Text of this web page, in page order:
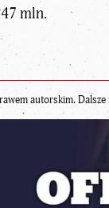
mln.
autorskim. Dalsze